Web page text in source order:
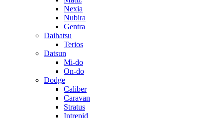
Nexia
Nubira
Gentra
Daihatsu
Terios
Datsun
Mi-do
On-do
Dodge
Caliber
Caravan
Stratus
Intrepid